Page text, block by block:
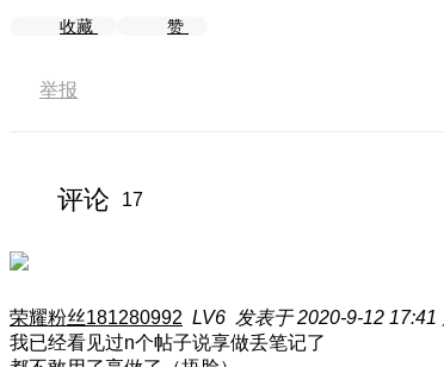
收藏 赞
举报
评论 17
荣耀粉丝181280992 LV6 发表于 2020-9-12 17:41
我已经看见过n个帖子说享做丢笔记了